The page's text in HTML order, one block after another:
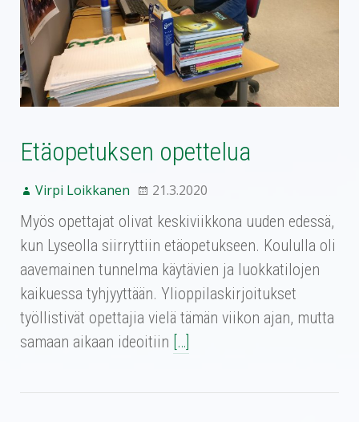
Etäopetuksen opettelua
Virpi Loikkanen 21.3.2020
Myös opettajat olivat keskiviikkona uuden edessä,
kun Lyseolla siirryttiin etäopetukseen. Koululla oli
aavemainen tunnelma käytävien ja luokkatilojen
kaikuessa tyhjyyttään. Ylioppilaskirjoitukset
työllistivät opettajia vielä tämän viikon ajan, mutta
samaan aikaan ideoitiin […]